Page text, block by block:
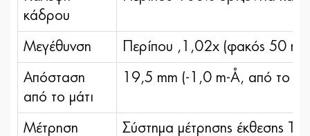
κάδρου
Μεγέθυνση Περίπου ,1,02x (φακός 50
Απόσταση
από το μάτι
19,5 mm (-1,0 m-¹, από το
Μέτρηση
Σύστημα μέτρησης έκθεσης